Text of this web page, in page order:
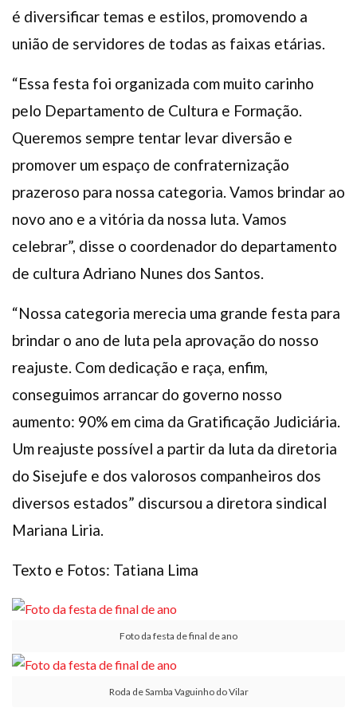
é diversificar temas e estilos, promovendo a
união de servidores de todas as faixas etárias.
“Essa festa foi organizada com muito carinho
pelo Departamento de Cultura e Formação.
Queremos sempre tentar levar diversão e
promover um espaço de confraternização
prazeroso para nossa categoria. Vamos brindar ao
novo ano e a vitória da nossa luta. Vamos
celebrar”, disse o coordenador do departamento
de cultura Adriano Nunes dos Santos.
“Nossa categoria merecia uma grande festa para
brindar o ano de luta pela aprovação do nosso
reajuste. Com dedicação e raça, enfim,
conseguimos arrancar do governo nosso
aumento: 90% em cima da Gratificação Judiciária.
Um reajuste possível a partir da luta da diretoria
do Sisejufe e dos valorosos companheiros dos
diversos estados” discursou a diretora sindical
Mariana Liria.
Texto e Fotos: Tatiana Lima
Foto da festa de final de ano
Roda de Samba Vaguinho do Vilar